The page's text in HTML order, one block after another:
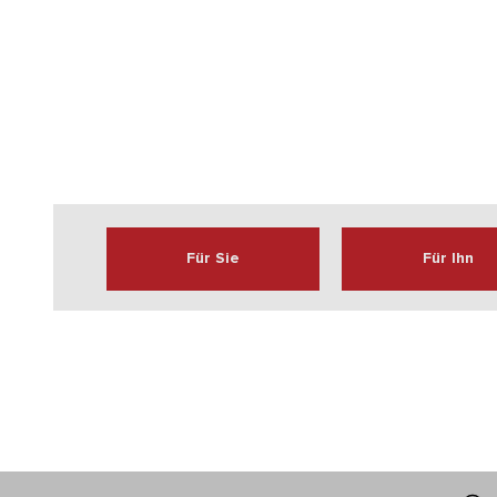
Für Sie Für Ihn